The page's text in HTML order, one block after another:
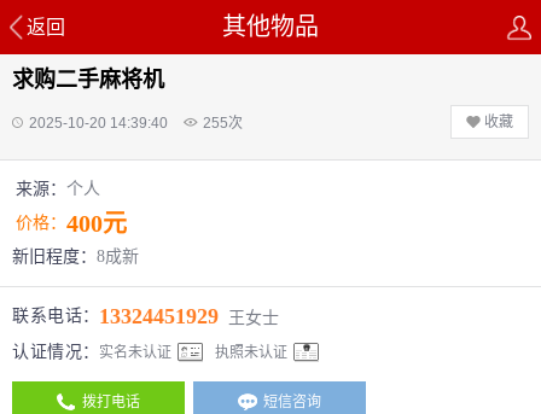
返回 其他物品
求购二手麻将机
2025-10-20 14:39:40 255次 收藏
来源： 个人
价格： 400元
新旧程度： 8成新
联系电话： 13324451929 王女士
认证情况：
实名未认证 执照未认证
拨打电话 短信咨询